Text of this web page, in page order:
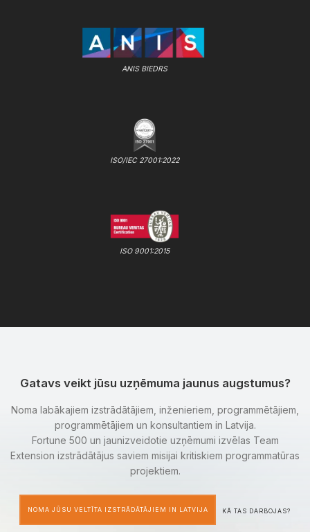
ANIS BIEDRS
ISO/IEC 27001:2022
ISO 9001:2015
Gatavs veikt jūsu uzņēmuma jaunus augstumus?
Noma labākajiem izstrādātājiem, inženieriem, programmētājiem,
programmētājiem un konsultantiem in Latvija.
Fortune 500 un jaunizveidotie uzņēmumi izvēlas Team
Extension izstrādātājus saviem misijai kritiskiem programmatūras
projektiem.
NOMA JŪSU VELTĪTA IZSTRĀDĀTĀJIEM IN LATVIJA KĀ TAS DARBOJAS?